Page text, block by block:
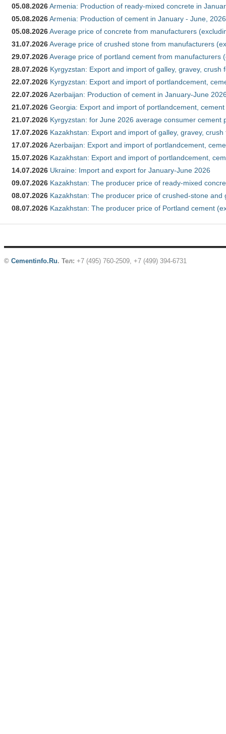
05.08.2026Armenia: Production of ready-mixed concrete in
05.08.2026Armenia: Production of cement in January - June, 2026
05.08.2026Average price of concrete from manufacturers
31.07.2026Average price of crushed stone from manufacturers
29.07.2026Average price of portland cement from manufacturers
28.07.2026 Kyrgyzstan: Export and import of galley, gravey,
22.07.2026 Kyrgyzstan: Export and import of portlandcement,
22.07.2026Azerbaijan: Production of cement in January-June
21.07.2026 Georgia: Export and import of portlandcement,
21.07.2026 Kyrgyzstan: for June 2026 average consumer cement
17.07.2026 Kazakhstan: Export and import of galley, gravey,
17.07.2026Azerbaijan: Export and import of portlandcement,
15.07.2026 Kazakhstan: Export and import of portlandcement,
14.07.2026 Ukraine: Import and export for January-June 2026
09.07.2026 Kazakhstan: The producer price of ready-mixed
08.07.2026 Kazakhstan: The producer price of crushed-stone and
08.07.2026 Kazakhstan: The producer price of Portland cement
© Cementinfo.Ru. Тел: +7 (495) 760-2509, +7 (499) 394-6731